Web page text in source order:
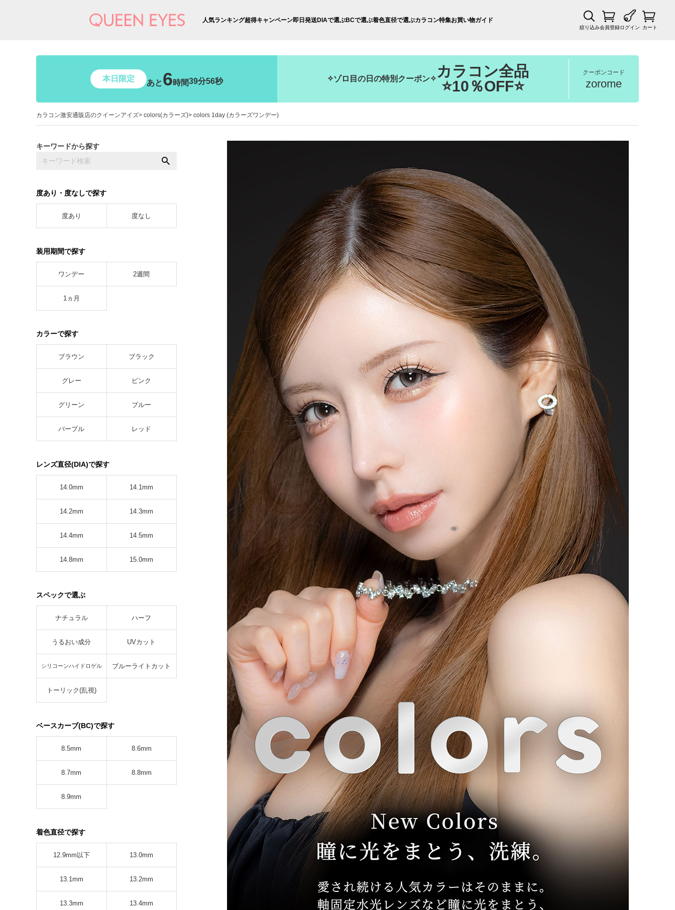
人気ランキング超得キャンペーン即日発送DIAで選ぶBCで選ぶ着色直径で選ぶカラコン特集お買い物ガイド
絞り込み会員登録ログイン カート
本日限定 あと6時間39分54秒 ✧ゾロ目の日の特別クーポン✧ カラコン全品
⭐10％OFF⭐
クーポンコード
zorome
カラコン激安通販店のクイーンアイズ colors(カラーズ) colors 1day (カラーズワンデー)
キーワードから探す
度あり・度なしで探す
度あり 度なし
装用期間で探す
ワンデー 2週間
1ヵ月
カラーで探す
ブラウン ブラック
グレー ピンク
グリーン ブルー
パープル レッド
レンズ直径(DIA)で探す
14.0mm 14.1mm
14.2mm 14.3mm
14.4mm 14.5mm
14.8mm 15.0mm
スペックで選ぶ
ナチュラル ハーフ
うるおい成分 UVカット
シリコーンハイドロゲル ブルーライトカット
トーリック(乱視)
ベースカーブ(BC)で探す
8.5mm 8.6mm
8.7mm 8.8mm
8.9mm
着色直径で探す
12.9mm以下 13.0mm
13.1mm 13.2mm
13.3mm 13.4mm